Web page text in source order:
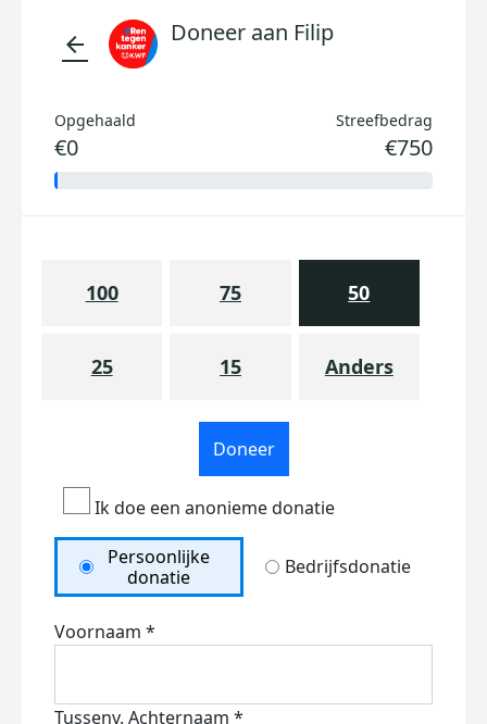
arrow_back Doneer aan Filip
Opgehaald
€0
Streefbedrag
€750
100 75 50
25 15 Anders
Doneer
Ik doe een anonieme donatie
Persoonlijke
donatie
Bedrijfsdonatie
Voornaam *
Tussenv. Achternaam *